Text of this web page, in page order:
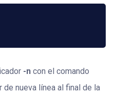
-n con el comando
nueva línea al final de la